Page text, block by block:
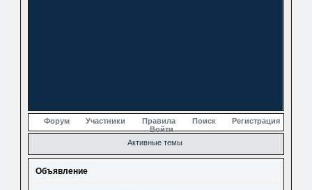
Форум Участники Правила Поиск
Регистрация
Войти
Активные темы
Объявление